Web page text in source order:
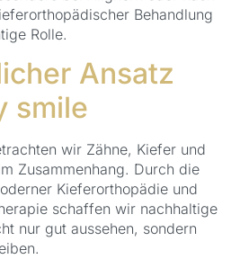
Behandlung
Rolle.
Ansatz
smile
wir Zähne, Kiefer und
Zusammenhang. Durch die
Kieferorthopädie und
schaffen wir nachhaltige
nur gut aussehen, sondern